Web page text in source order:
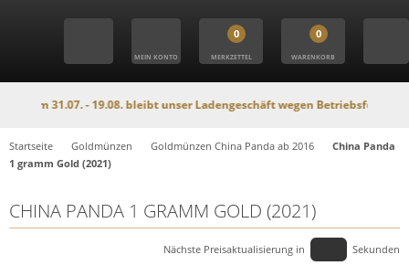
MEIN KONTO
0
MERKZETTEL
0
WARENKORB
31.07. - 19.08. bleibt unser Ladengeschäft wegen Betriebsferien
Startseite Goldmünzen Goldmünzen China Panda ab 2016
China Panda
1 gramm Gold (2021)
CHINA PANDA 1 GRAMM GOLD (2021)
Nächste Preisaktualisierung in Sekunden